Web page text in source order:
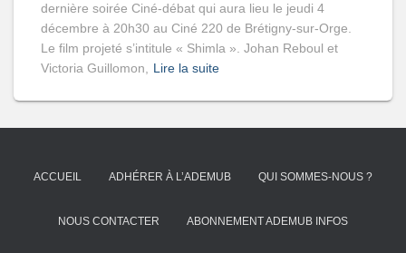
dernière soirée Ciné-débat qui aura lieu le jeudi 4
décembre à 20h30 au Ciné 220 de Brétigny-sur-Orge.
Le film projeté s’intitule « Shimla ». Johan Reboul et
Victoria Guillomon,
Lire la suite
ACCUEIL ADHÉRER À L’ADEMUB QUI SOMMES-NOUS ?
NOUS CONTACTER ABONNEMENT ADEMUB INFOS